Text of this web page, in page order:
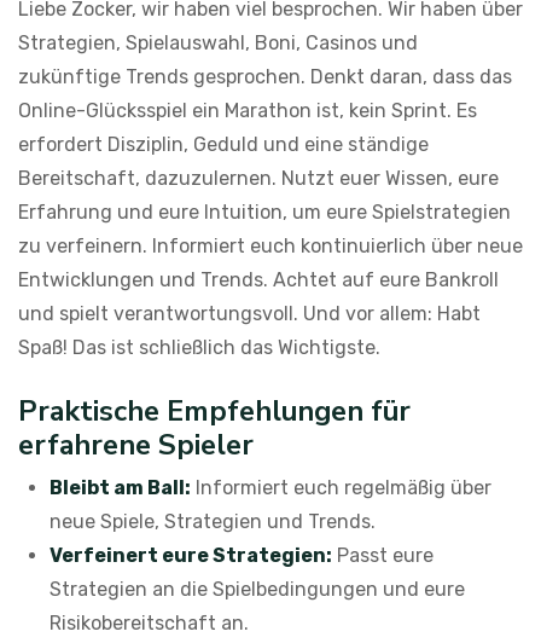
Liebe Zocker, wir haben viel besprochen. Wir haben über
Strategien, Spielauswahl, Boni, Casinos und
zukünftige Trends gesprochen. Denkt daran, dass das
Online-Glücksspiel ein Marathon ist, kein Sprint. Es
erfordert Disziplin, Geduld und eine ständige
Bereitschaft, dazuzulernen. Nutzt euer Wissen, eure
Erfahrung und eure Intuition, um eure Spielstrategien
zu verfeinern. Informiert euch kontinuierlich über neue
Entwicklungen und Trends. Achtet auf eure Bankroll
und spielt verantwortungsvoll. Und vor allem: Habt
Spaß! Das ist schließlich das Wichtigste.
Praktische Empfehlungen für
erfahrene Spieler
Bleibt am Ball: Informiert euch regelmäßig über
neue Spiele, Strategien und Trends.
Verfeinert eure Strategien: Passt eure
Strategien an die Spielbedingungen und eure
Risikobereitschaft an.